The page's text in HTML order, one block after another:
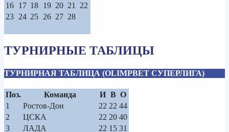
16 17 18 19 20 21
22
23 24 25 26 27 28
ТУРНИРНЫЕ ТАБЛИЦЫ
ТУРНИРНАЯ ТАБЛИЦА (OLIMPBET СУПЕРЛИГА)
Поз. Команда И В О
1
Ростов-Дон 22 22 44
2
ЦСКА 22 20 40
3
ЛАДА 22 15 31